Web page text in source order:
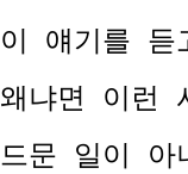
이 얘기를 듣
왜냐면 이런
드문 일이 아